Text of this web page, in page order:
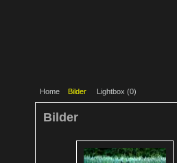
Home Bilder Lightbox (0)
Bilder